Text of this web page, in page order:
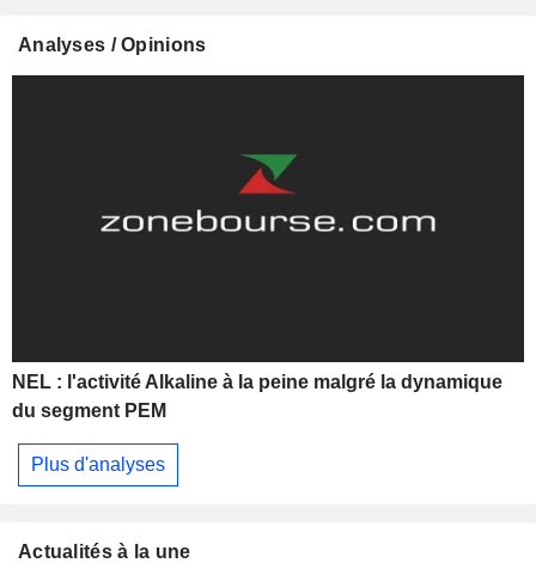
Analyses / Opinions
NEL : l'activité Alkaline à la peine malgré la dynamique
du segment PEM
Plus d'analyses
Actualités à la une